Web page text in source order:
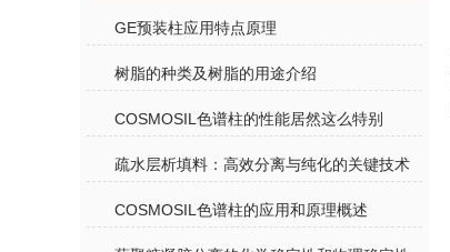
GE预装柱应用特点原理
树脂的种类及树脂的用途介绍
COSMOSIL色谱柱的性能居然这么特别
疏水层析填料：高效分离与纯化的关键技术
COSMOSIL色谱柱的应用和原理概述